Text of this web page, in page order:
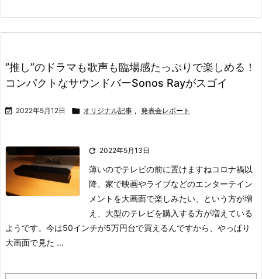
”推し”のドラマも歌声も臨場感たっぷりで楽しめる！
コンパクトなサウンドバーSonos Rayがスゴイ
 2022年5月12日  オリジナル記事 , 発表会レポート
 2022年5月13日
薄いのでテレビの前に置けますねコロナ禍以
降、家で映画やライブなどのエンターテイン
メントを大画面で楽しみたい、という方が増
え、大型のテレビを購入する方が増えている
ようです。今は50インチが5万円台で買えるんですから、やっぱり
大画面で見た ...